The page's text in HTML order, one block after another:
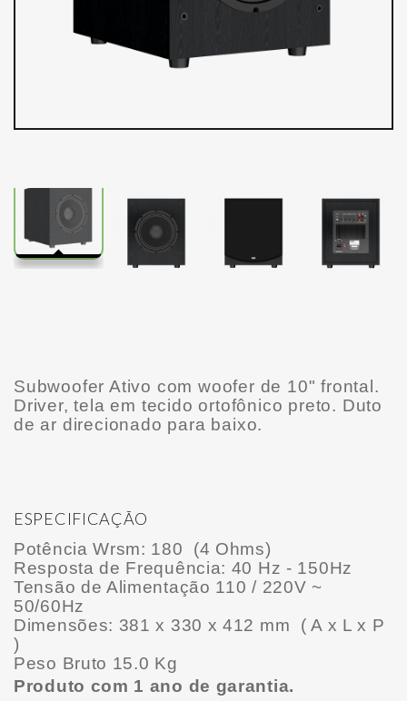
Subwoofer Ativo com woofer de 10" frontal.
Driver, tela em tecido ortofônico preto. Duto
de ar direcionado para baixo.
ESPECIFICAÇÃO
Potência Wrsm: 180 (4 Ohms)
Resposta de Frequência: 40 Hz - 150Hz
Tensão de Alimentação 110 / 220V ~
50/60Hz
Dimensões: 381 x 330 x 412 mm
( A x L x P
)
Peso Bruto 15.0 Kg
Produto com 1 ano de garantia.